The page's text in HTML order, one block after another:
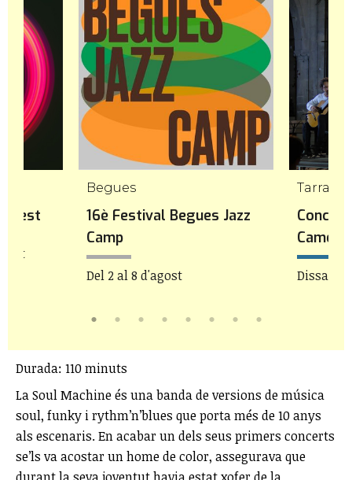
Begues
16è Festival Begues Jazz
Camp
Del 2 al 8 d'agost Dissabte
Durada: 110 minuts
La Soul Machine és una banda de versions de música
soul, funky i rythm’n’blues que porta més de 10 anys
als escenaris. En acabar un dels seus primers concerts
se’ls va acostar un home de color, assegurava que